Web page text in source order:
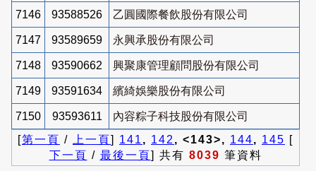
7146 93588526 乙圓國際餐飲股份有限公司
7147 93589659 永興承股份有限公司
7148 93590662 興聚康管理顧問股份有限公司
7149 93591634 繽綺娛樂股份有限公司
7150 93593611
內容粽子科技股份有限公司
[第一頁 / 上一頁] 141 , 142 , <143>, 144, 145 [
下一頁 / 最後一頁] 共有 8039 筆資料